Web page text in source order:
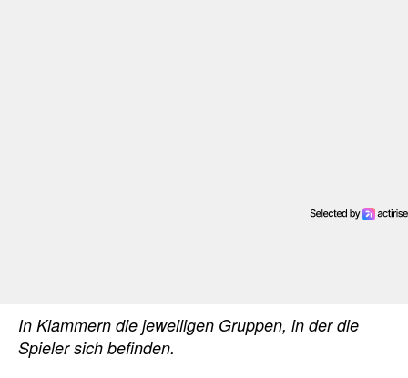
In Klammern die jeweiligen Gruppen, in der die
Spieler sich befinden.